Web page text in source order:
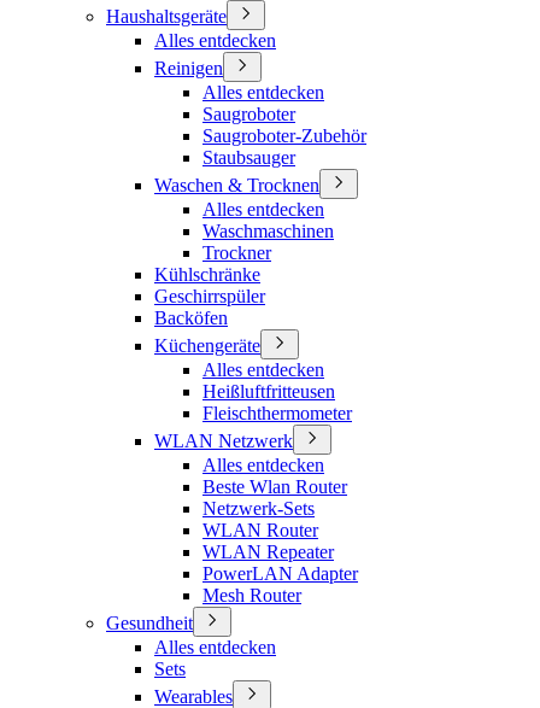
Haushaltsgeräte
Alles entdecken
Reinigen
Alles entdecken
Saugroboter
Saugroboter-Zubehör
Staubsauger
Waschen & Trocknen
Alles entdecken
Waschmaschinen
Trockner
Kühlschränke
Geschirrspüler
Backöfen
Küchengeräte
Alles entdecken
Heißluftfritteusen
Fleischthermometer
WLAN Netzwerk
Alles entdecken
Beste Wlan Router
Netzwerk-Sets
WLAN Router
WLAN Repeater
PowerLAN Adapter
Mesh Router
Gesundheit
Alles entdecken
Sets
Wearables